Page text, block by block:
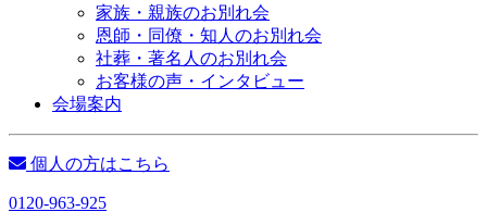
家族・親族のお別れ会
恩師・同僚・知人のお別れ会
社葬・著名人のお別れ会
お客様の声・インタビュー
会場案内
個人の方はこちら
0120-963-925